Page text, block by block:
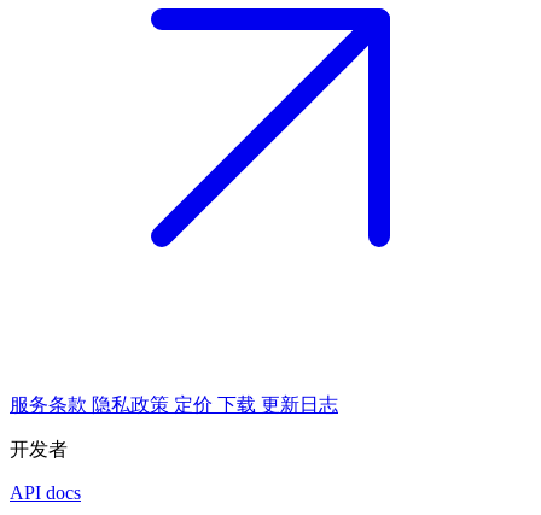
服务条款 隐私政策 定价 下载 更新日志
开发者
API docs